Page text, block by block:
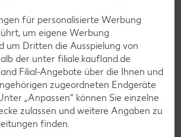
für personalisierte Werbung
um eigene Werbung
um Dritten die Ausspielung von
der unter filiale.kaufland.de
Filial-Angebote über die Ihnen und
zugeordneten Endgeräte
„Anpassen“ können Sie einzelne
zulassen und weitere Angaben zu
finden.